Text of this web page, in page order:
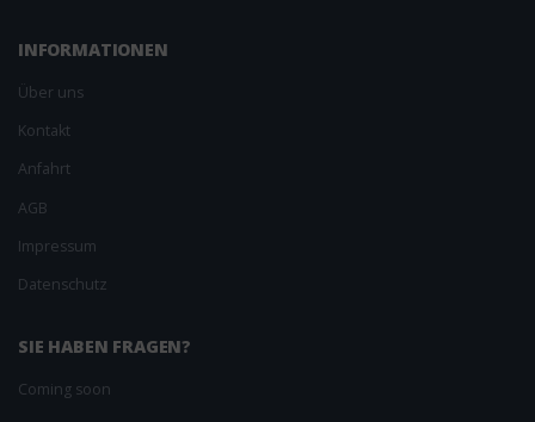
INFORMAT­IONEN
Über uns
Kontakt
Anfahrt
AGB
Impressum
Datenschutz
SIE HABEN FRAGEN?
Coming soon